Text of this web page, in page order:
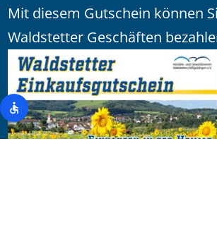
Mit diesem Gutschein können
Waldstetter Geschäften